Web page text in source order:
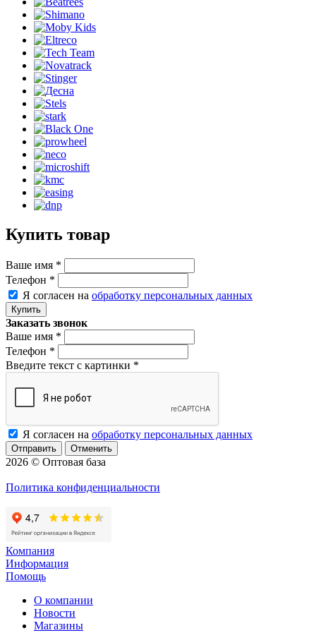
Купить товар
Ваше имя *
Телефон *
Я согласен на обработку персональных данных
Заказать звонок
Ваше имя *
Телефон *
Введите текст с картинки *
Я согласен на обработку персональных данных
Отменить
2026 © Оптовая база
Политика конфиденциальности
Компания
Информация
Помощь
О компании
Новости
Магазины